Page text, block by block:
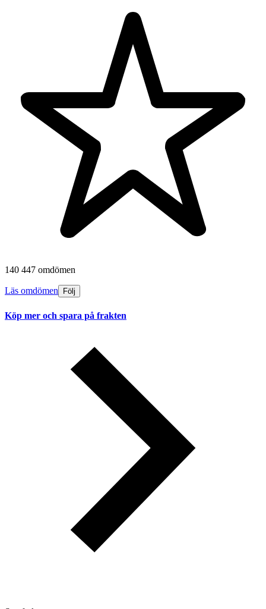
140 447 omdömen
Läs omdömen Följ
Köp mer och spara på frakten